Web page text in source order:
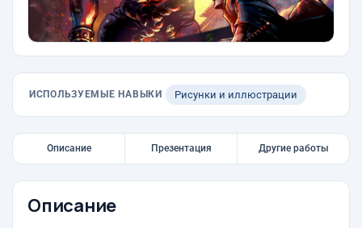
ИСПОЛЬЗУЕМЫЕ НАВЫКИ Рисунки и иллюстрации
Описание Презентация Другие работы
Описание